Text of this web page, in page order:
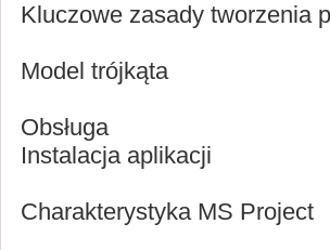
Kluczowe zasady tworzenia
Model trójkąta
Obsługa
Instalacja aplikacji
Charakterystyka MS Project